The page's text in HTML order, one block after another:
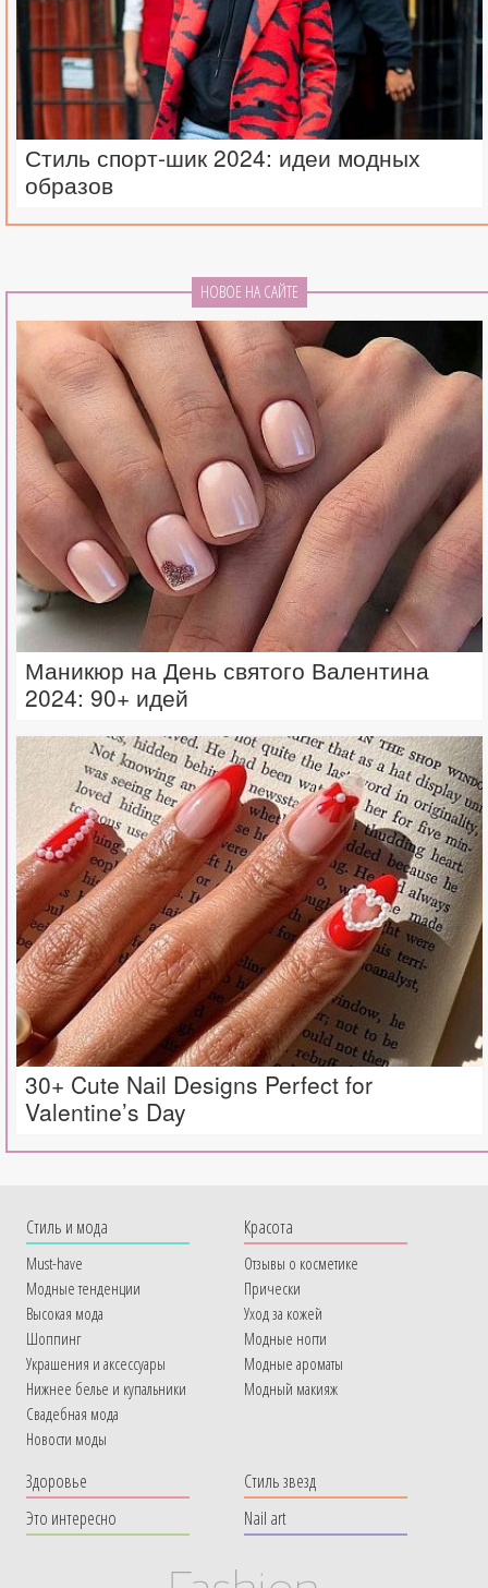
Стиль спорт-шик 2024: идеи модных
образов
НОВОЕ НА САЙТЕ
Маникюр на День святого Валентина
2024: 90+ идей
30+ Cute Nail Designs Perfect for
Valentine’s Day
Cтиль и мода
Must-have
Модные тенденции
Высокая мода
Шоппинг
Украшения и аксессуары
Нижнее белье и купальники
Свадебная мода
Новости моды
Красота
Отзывы о косметике
Прически
Уход за кожей
Модные ногти
Модные ароматы
Модный макияж
Здоровье
Это интересно
Стиль звезд
Nail art